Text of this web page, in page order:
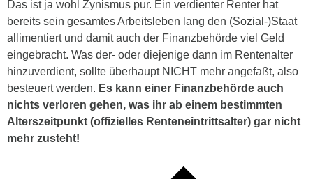
Das ist ja wohl Zynismus pur. Ein verdienter Renter hat
bereits sein gesamtes Arbeitsleben lang den (Sozial-)Staat
allimentiert und damit auch der Finanzbehörde viel Geld
eingebracht. Was der- oder diejenige dann im Rentenalter
hinzuverdient, sollte überhaupt NICHT mehr angefaßt, also
besteuert werden. Es kann einer Finanzbehörde auch
nichts verloren gehen, was ihr ab einem bestimmten
Alterszeitpunkt (offizielles Renteneintrittsalter) gar nicht
mehr zusteht!